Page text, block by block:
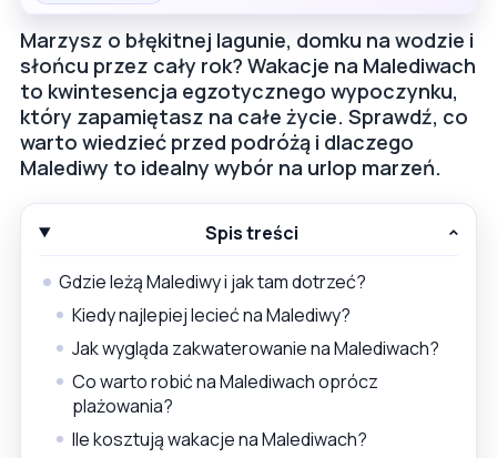
Marzysz o błękitnej lagunie, domku na wodzie i
słońcu przez cały rok? Wakacje na Malediwach
to kwintesencja egzotycznego wypoczynku,
który zapamiętasz na całe życie. Sprawdź, co
warto wiedzieć przed podróżą i dlaczego
Malediwy to idealny wybór na urlop marzeń.
Spis treści
Gdzie leżą Malediwy i jak tam dotrzeć?
Kiedy najlepiej lecieć na Malediwy?
Jak wygląda zakwaterowanie na Malediwach?
Co warto robić na Malediwach oprócz
plażowania?
Ile kosztują wakacje na Malediwach?